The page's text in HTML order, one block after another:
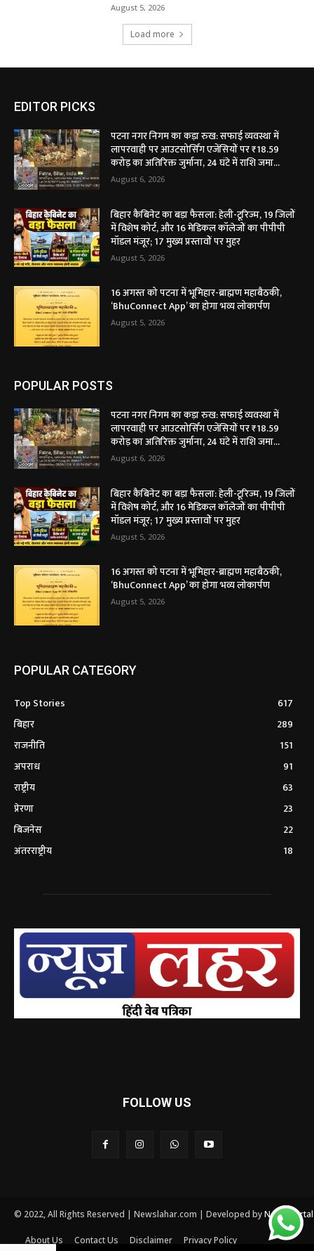
August 5, 2026
Load more
EDITOR PICKS
पटना नगर निगम का कड़ा रुख: सफाई व्यवस्था में
लापरवाही पर आउटसोर्सिंग एजेंसियों पर ₹18.59
करोड़ का अतिरिक्त जुर्माना, 24 घंटे में राशि जमा...
August 6, 2026
बिहार कैबिनेट का बड़ा फैसला: हेली-टूरिज्म, 19 जिलों
में विशेष कोर्ट, और 16 मेडिकल कॉलेजों का पीपीपी
मॉडल मंजूर; 17 मुख्य प्रस्तावों पर मुहर
August 5, 2026
16 अगस्त को पटना में भूमिहार-ब्राह्मण महाबैठकी,
‘BhuConnect App’ का होगा भव्य लोकार्पण
August 5, 2026
POPULAR POSTS
पटना नगर निगम का कड़ा रुख: सफाई व्यवस्था में
लापरवाही पर आउटसोर्सिंग एजेंसियों पर ₹18.59
करोड़ का अतिरिक्त जुर्माना, 24 घंटे में राशि जमा...
August 6, 2026
बिहार कैबिनेट का बड़ा फैसला: हेली-टूरिज्म, 19 जिलों
में विशेष कोर्ट, और 16 मेडिकल कॉलेजों का पीपीपी
मॉडल मंजूर; 17 मुख्य प्रस्तावों पर मुहर
August 5, 2026
16 अगस्त को पटना में भूमिहार-ब्राह्मण महाबैठकी,
‘BhuConnect App’ का होगा भव्य लोकार्पण
August 5, 2026
POPULAR CATEGORY
Top Stories
617
बिहार
289
राजनीति
151
अपराध
91
राष्ट्रीय
63
प्रेरणा
23
बिजनेस
22
अंतरराष्ट्रीय
18
FOLLOW US
© 2022, All Rights Reserved | Newslahar.com | Developed byNews
About Us Contact Us Disclaimer
Privacy Policy